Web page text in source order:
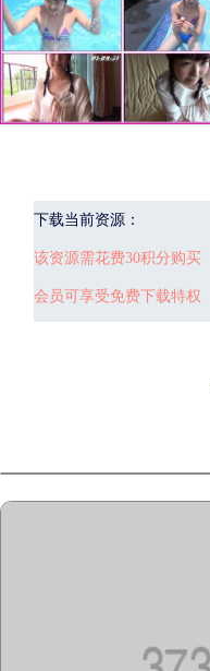
下载当前资源：
该资源需花费30积分购买
会员可享受免费下载特权